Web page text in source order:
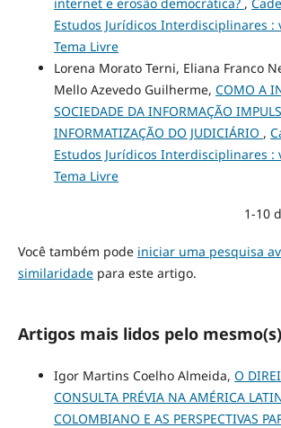
Estudos Jurídicos Interdisciplinares :
Tema Livre
Lorena Morato Terni, Eliana Franco
Mello Azevedo Guilherme, COMO A
SOCIEDADE DA INFORMAÇÃO
INFORMATIZAÇÃO DO JUDICIÁRIO ,
Estudos Jurídicos Interdisciplinares :
Tema Livre
1-10
Você também pode iniciar uma pesquisa
similaridadepara este artigo.
Artigos mais lidos pelo
Igor Martins Coelho Almeida, O
CONSULTA PRÉVIA NA AMÉRICA
COLOMBIANO E AS PERSPECTIVAS